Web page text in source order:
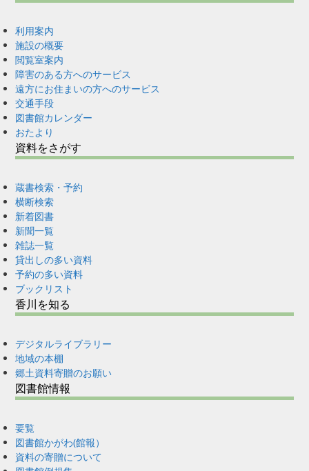
利用案内
施設の概要
閲覧室案内
障害のある方へのサービス
遠方にお住まいの方へのサービス
交通手段
図書館カレンダー
おたより
資料をさがす
蔵書検索・予約
横断検索
新着図書
新聞一覧
雑誌一覧
貸出しの多い資料
予約の多い資料
ブックリスト
香川を知る
デジタルライブラリー
地域の本棚
郷土資料寄贈のお願い
図書館情報
要覧
図書館かがわ(館報）
資料の寄贈について